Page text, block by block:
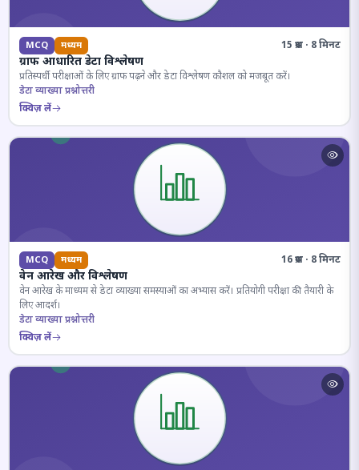
MCQ मध्यम 15 प्रश्न · 8 मिनट
ग्राफ आधारित डेटा विश्लेषण
प्रतिस्पर्धी परीक्षाओं के लिए ग्राफ पढ़ने और डेटा विश्लेषण कौशल को मजबूत करें।
डेटा व्याख्या प्रश्नोत्तरी
क्विज़ लें
MCQ मध्यम 16 प्रश्न · 8 मिनट
वेन आरेख और विश्लेषण
वेन आरेख के माध्यम से डेटा व्याख्या समस्याओं का अभ्यास करें। प्रतियोगी परीक्षा की तैयारी के
लिए आदर्श।
डेटा व्याख्या प्रश्नोत्तरी
क्विज़ लें